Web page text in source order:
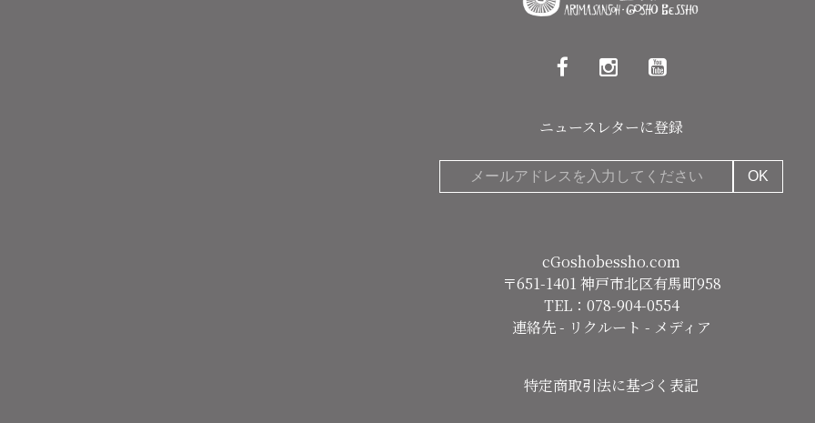
ニュースレターに登録
cGoshobessho.com
〒651-1401 神戸市北区有馬町958
TEL：078-904-0554
連絡先- リクルート - メディア
特定商取引法に基づく表記